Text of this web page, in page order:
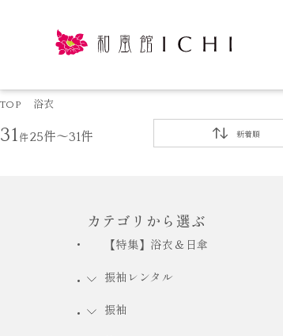
TOP 浴衣
31件25件～31件 新着順
カテゴリから選ぶ
【特集】浴衣＆日傘
振袖レンタル
振袖